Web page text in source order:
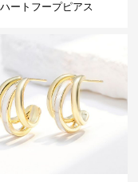
ートフープピアス